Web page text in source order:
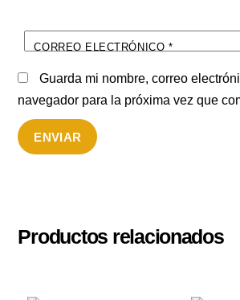
CORREO ELECTRÓNICO *
Guarda mi nombre, correo
navegador para la próxima vez que
Productos relacionados